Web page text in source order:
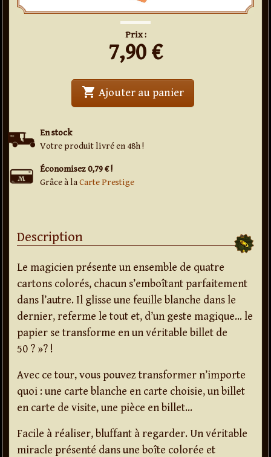
Prix :
7,90 €
En stock
Votre produit livré en 48h !
Économisez 0,79 € !
Grâce à laCarte Prestige
shopping_cart Ajouter au panier' . Mysterious
Description
Le magicien présente un ensemble de quatre
cartons colorés, chacun s’emboîtant parfaitement
dans l’autre. Il glisse une feuille blanche dans le
dernier, referme le tout et, d’un geste magique… le
papier se transforme en un véritable billet de
50 ? »? !
Avec ce tour, vous pouvez transformer n’importe
quoi : une carte blanche en carte choisie, un billet
en carte de visite, une pièce en billet…
Facile à réaliser, bluffant à regarder. Un véritable
miracle présenté dans une boîte colorée et